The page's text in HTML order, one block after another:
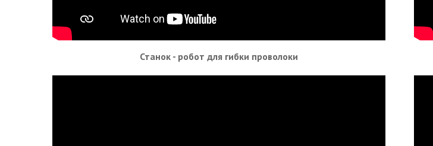
Станок - робот для гибки проволоки